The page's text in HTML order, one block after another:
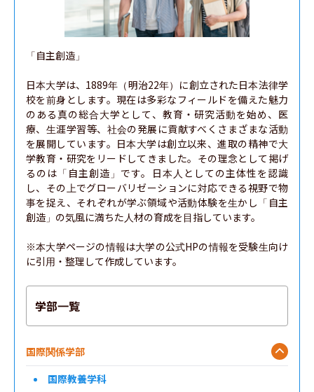
「自主創造」
日本大学は、1889年（明治22年）に創立された日本法律学
校を前身とします。現在は多彩なフィールドを備えた魅力
のある真の総合大学として、教育・研究活動を始め、医
療、生涯学習等、社会の発展に貢献すべくさまざまな活動
を展開しています。日本大学は創立以来、進取の精神で大
学教育・研究をリードしてきました。その理念として掲げ
るのは「自主創造」です。日本人としての主体性を認識
し、その上でグローバリゼーションに対応できる視野で物
事を捉え、それぞれが学ぶ領域や活動体験を生かし「自主
創造」の気風に満ちた人材の育成を目指しています。
※本大学ページの情報は大学の公式HPの情報を受験生向け
に引用・整理して作成しています。
学部一覧
国際関係学部
国際教養学科